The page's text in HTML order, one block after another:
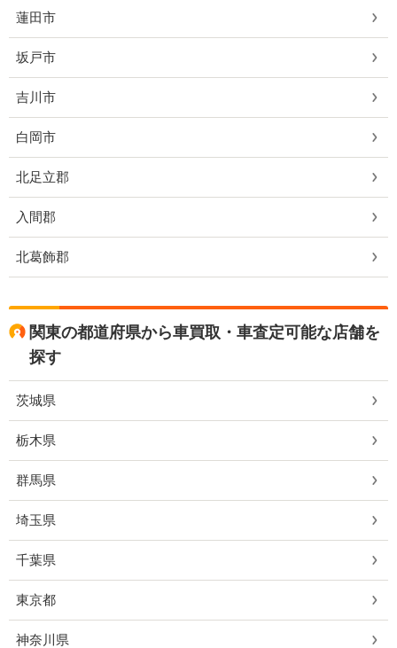
蓮田市
坂戸市
吉川市
白岡市
北足立郡
入間郡
北葛飾郡
関東の都道府県から車買取・車査定可能な店舗を
探す
茨城県
栃木県
群馬県
埼玉県
千葉県
東京都
神奈川県